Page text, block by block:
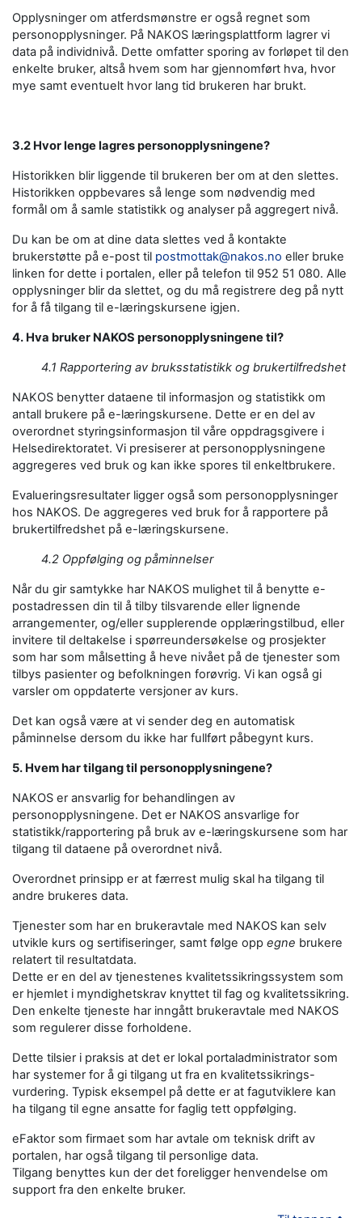
Opplysninger om atferdsmønstre er også regnet som
personopplysninger. På NAKOS læringsplattform lagrer vi
data på individnivå. Dette omfatter sporing av forløpet til den
enkelte bruker, altså hvem som har gjennomført hva, hvor
mye samt eventuelt hvor lang tid brukeren har brukt.
3.2 Hvor lenge lagres personopplysningene?
Historikken blir liggende til brukeren ber om at den slettes.
Historikken oppbevares så lenge som nødvendig med
formål om å samle statistikk og analyser på aggregert nivå.
Du kan be om at dine data slettes ved å kontakte
brukerstøtte på e-post til postmottak@nakos.no eller bruke
linken for dette i portalen, eller på telefon til 952 51 080. Alle
opplysninger blir da slettet, og du må registrere deg på nytt
for å få tilgang til e-læringskursene igjen.
4. Hva bruker NAKOS personopplysningene til?
4.1 Rapportering av bruksstatistikk og brukertilfredshet
NAKOS benytter dataene til informasjon og statistikk om
antall brukere på e-læringskursene. Dette er en del av
overordnet styringsinformasjon til våre oppdragsgivere i
Helsedirektoratet. Vi presiserer at personopplysningene
aggregeres ved bruk og kan ikke spores til enkeltbrukere.
Evalueringsresultater ligger også som personopplysninger
hos NAKOS. De aggregeres ved bruk for å rapportere på
brukertilfredshet på e-læringskursene.
4.2 Oppfølging og påminnelser
Når du gir samtykke har NAKOS mulighet til å benytte e-
postadressen din til å tilby tilsvarende eller lignende
arrangementer, og/eller supplerende opplæringstilbud, eller
invitere til deltakelse i spørreundersøkelse og prosjekter
som har som målsetting å heve nivået på de tjenester som
tilbys pasienter og befolkningen forøvrig. Vi kan også gi
varsler om oppdaterte versjoner av kurs.
Det kan også være at vi sender deg en automatisk
påminnelse dersom du ikke har fullført påbegynt kurs.
5. Hvem har tilgang til personopplysningene?
NAKOS er ansvarlig for behandlingen av
personopplysningene. Det er NAKOS ansvarlige for
statistikk/rapportering på bruk av e-læringskursene som har
tilgang til dataene på overordnet nivå.
Overordnet prinsipp er at færrest mulig skal ha tilgang til
andre brukeres data.
Tjenester som har en brukeravtale med NAKOS kan selv
utvikle kurs og sertifiseringer, samt følge opp egne brukere
relatert til resultatdata.
Dette er en del av tjenestenes kvalitetssikringssystem som
er hjemlet i myndighetskrav knyttet til fag og kvalitetssikring.
Den enkelte tjeneste har inngått brukeravtale med NAKOS
som regulerer disse forholdene.
Dette tilsier i praksis at det er lokal portaladministrator som
har systemer for å gi tilgang ut fra en kvalitetssikrings-
vurdering. Typisk eksempel på dette er at fagutviklere kan
ha tilgang til egne ansatte for faglig tett oppfølging.
eFaktor som firmaet som har avtale om teknisk drift av
portalen, har også tilgang til personlige data.
Tilgang benyttes kun der det foreligger henvendelse om
support fra den enkelte bruker.